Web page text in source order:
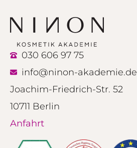
030 606 97 75
info@ninon-akademie.de
Joachim-Friedrich-Str. 52
10711 Berlin
Anfahrt